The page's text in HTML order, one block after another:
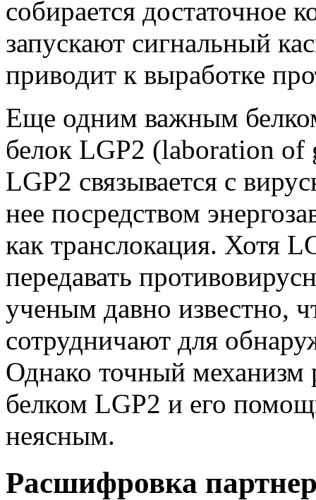
собирается достаточное
запускают сигнальный
приводит к выработке
Еще одним важным
белок LGP2 (laboration
LGP2 связывается с
нее посредством
как транслокация. Хотя
передавать
ученым давно известно,
сотрудничают для
Однако точный механизм
белком LGP2 и его
неясным.
Расшифровка